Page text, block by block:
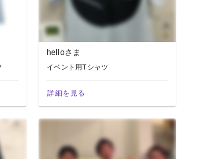
helloさま
イベント用Tシャツ
詳細を見る